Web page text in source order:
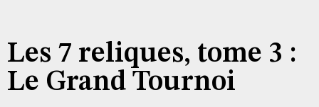
Les 7 reliques, tome 3 :
Le Grand Tournoi